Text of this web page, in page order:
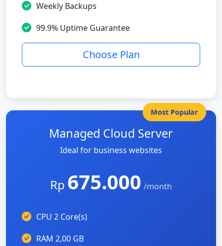
Weekly Backups
99.9% Uptime Guarantee
Choose Plan
Most Popular
Managed Cloud Server
Ideal for business websites
Rp 675.000 /month
CPU 2 Core(s)
RAM 2,00 GB